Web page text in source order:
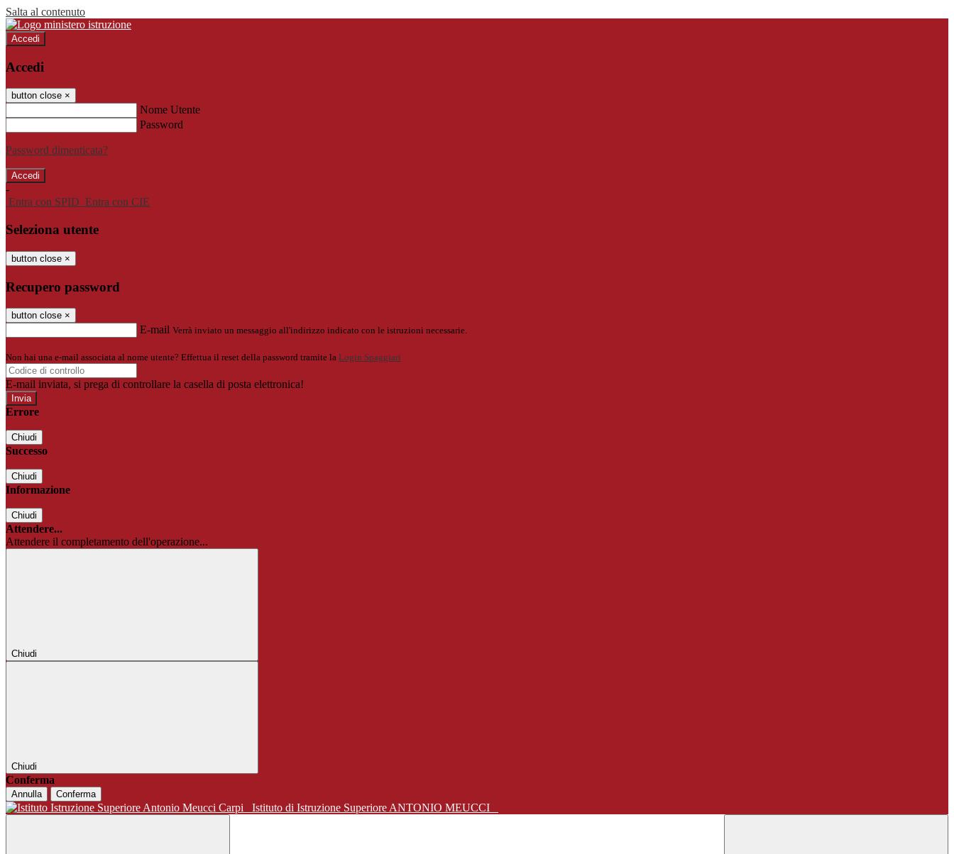
Salta al contenuto
Accedi
Accedi
button close ×
Nome Utente
Password
Password dimenticata?
-
Entra con SPID Entra con CIE
Seleziona utente
button close ×
Recupero password
button close ×
E-mail Verrà inviato un messaggio all'indirizzo indicato con le istruzioni necessarie.
Non hai una e-mail associata al nome utente? Effettua il reset della password tramite la Login Spaggiari
E-mail inviata, si prega di controllare la casella di posta elettronica!
Errore
Chiudi
Successo
Chiudi
Informazione
Chiudi
Attendere...
Attendere il completamento dell'operazione...
Chiudi
Chiudi
Conferma
Annulla Conferma
Istituto di Istruzione Superiore ANTONIO MEUCCI